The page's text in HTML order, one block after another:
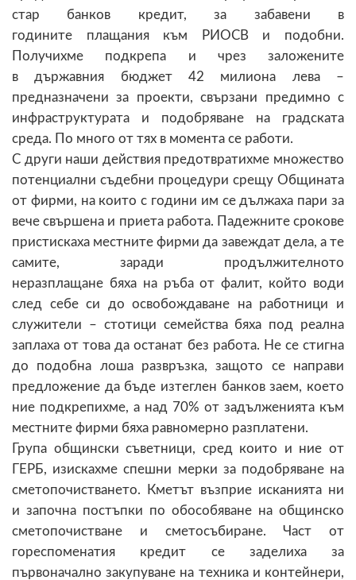
стар банков кредит, за забавени в
годините плащания към РИОСВ и подобни.
Получихме подкрепа и чрез заложените
в държавния бюджет 42 милиона лева –
предназначени за проекти, свързани предимно с
инфраструктурата и подобряване на градската
среда. По много от тях в момента се работи.
С други наши действия предотвратихме множество
потенциални съдебни процедури срещу Общината
от фирми, на които с години им се дължаха пари за
вече свършена и приета работа. Падежните срокове
пристискаха местните фирми да завеждат дела, а те
самите, заради продължителното
неразплащане бяха на ръба от фалит, който води
след себе си до освобождаване на работници и
служители – стотици семейства бяха под реална
заплаха от това да останат без работа. Не се стигна
до подобна лоша развръзка, защото се направи
предложение да бъде изтеглен банков заем, което
ние подкрепихме, а над 70% от задълженията към
местните фирми бяха равномерно разплатени.
Група общински съветници, сред които и ние от
ГЕРБ, изискахме спешни мерки за подобряване на
сметопочистването. Кметът възприе исканията ни
и започна постъпки по обособяване на общинско
сметопочистване и сметосъбиране. Част от
гореспоменатия кредит се заделиха за
първоначално закупуване на техника и контейнери,